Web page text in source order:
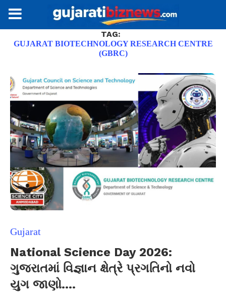
TAG:
GUJARAT BIOTECHNOLOGY RESEARCH CENTRE
(GBRC)
Gujarat
National Science Day 2026:
ગુજરાતમાં વિજ્ઞાન ક્ષેત્રે પ્રગતિનો નવો
યુગ જાણો….